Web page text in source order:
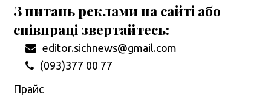
З питань реклами на сайті або
співпраці звертайтесь:
editor.sichnews@gmail.com
(093)377 00 77
Прайс